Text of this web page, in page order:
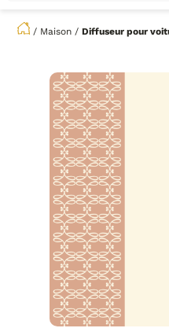
/ Maison /Diffuseur pour